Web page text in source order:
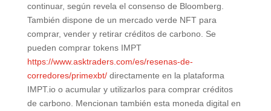
continuar, según revela el consenso de Bloomberg.
También dispone de un mercado verde NFT para
comprar, vender y retirar créditos de carbono. Se
pueden comprar tokens IMPT
https://www.asktraders.com/es/resenas-de-
corredores/primexbt/directamente en la plataforma
IMPT.io o acumular y utilizarlos para comprar créditos
de carbono. Mencionan también esta moneda digital en